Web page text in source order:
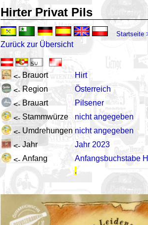
Hirter Privat Pils
Startseite
Zurück zur Übersicht
<- Brauort
Hirt
<- Region
Österreich
<- Brauart
Pilsener
<- Stammwürze
nicht angegeben
<- Umdrehungen nicht angegeben
<- Jahr
Jahr 2023
<- Anfang
Anfangsbuchstabe H
.